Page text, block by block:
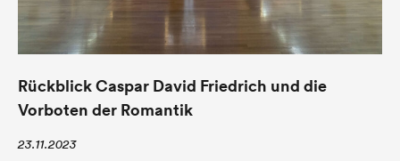
Rückblick Caspar David Friedrich und die
Vorboten der Romantik
23.11.2023